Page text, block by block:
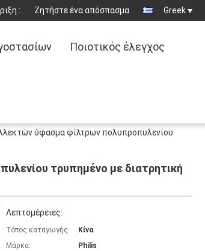
: Ζητήστε ένα απόσπασμα Greek
Ποιοτικός έλεγχος
ύφασμα φίλτρων πολυπροπυλενίου
τρυπημένο με διατρητική
Λεπτομέρειες:
Τόπος καταγωγής:
Κίνα
Μάρκα:
Philis